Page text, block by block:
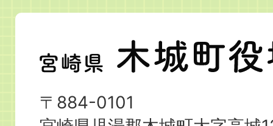
宮
崎
県
木
〒884-0101